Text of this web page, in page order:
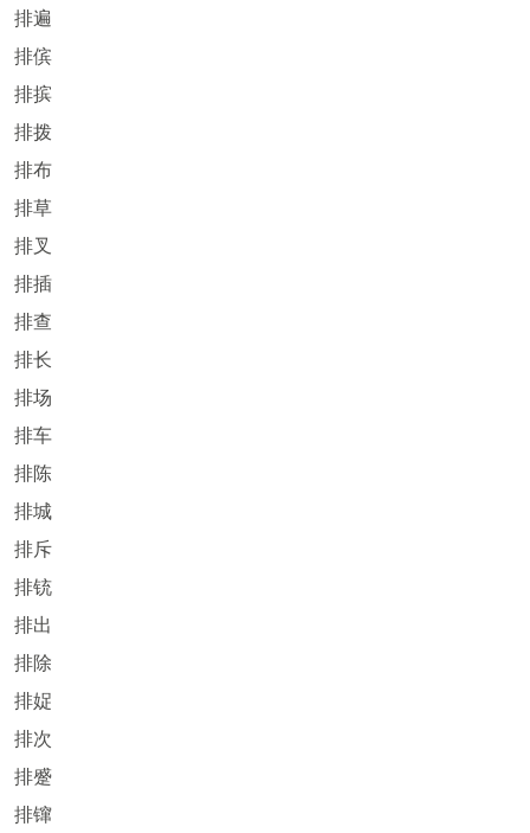
排遍
排傧
排摈
排拨
排布
排草
排叉
排插
排查
排长
排场
排车
排陈
排城
排斥
排铳
排出
排除
排娖
排次
排蹙
排镩